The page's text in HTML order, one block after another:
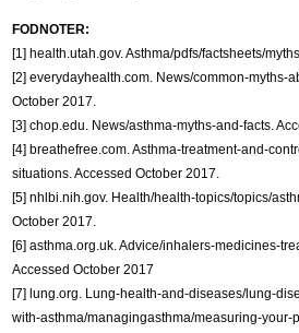
FODNOTER:
[1] health.utah.gov. Asthma/pdfs/factsheets/
[2] everydayhealth.com. News/common-myths-
October 2017.
[3] chop.edu. News/asthma-myths-and-facts.
[4] breathefree.com. Asthma-treatment-and-
situations. Accessed October 2017.
[5] nhlbi.nih.gov. Health/health-topics/topics/
October 2017.
[6] asthma.org.uk. Advice/inhalers-medicines-
Accessed October 2017
[7] lung.org. Lung-health-and-diseases/lung-
with-asthma/managingasthma/measuring-your-